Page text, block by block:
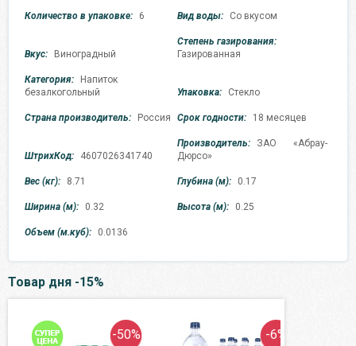
Количество в упаковке: 6 Вид воды: Со вкусом
Вкус: Виноградный
Степень газирования:
Газированная
Категория:
Напиток
безалкогольный
Упаковка: Стекло
Страна производитель: Россия Срок годности: 18 месяцев
ШтрихКод: 4607026341740
Производитель:
ЗАО «Абрау-
Дюрсо»
Вес (кг): 8.71 Глубина (м): 0.17
Ширина (м): 0.32 Высота (м): 0.25
Объем (м.куб): 0.0136
Товар дня -15%
-50% -6%